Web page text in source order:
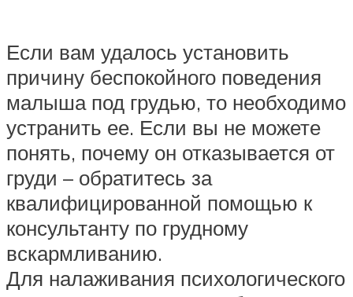
Если вам удалось установить
причину беспокойного поведения
малыша под грудью, то необходимо
устранить ее. Если вы не можете
понять, почему он отказывается от
груди – обратитесь за
квалифицированной помощью к
консультанту по грудному
вскармливанию.
Для налаживания психологического